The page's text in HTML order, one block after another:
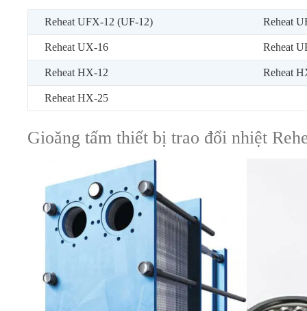
Reheat UFX-12 (UF-12) Reheat
Reheat UX-16 Reheat
Reheat HX-12 Reheat
Reheat HX-25
Gioăng tấm thiết bị trao đổi nhiệt